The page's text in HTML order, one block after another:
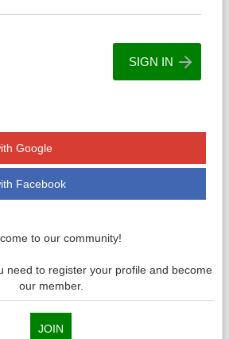
Google
Facebook
to our community!
need to register your profile and become
our member.
JOIN